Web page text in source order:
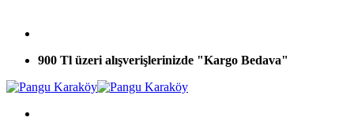
900 Tl üzeri alışverişlerinizde "Kargo Bedava"